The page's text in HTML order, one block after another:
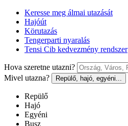
Keresse meg álmai utazását
Hajóút
Körutazás
Tengerparti nyaralás
Tensi Cib kedvezmény rendszer
Hova szeretne utazni?
Mivel utazna?
Repülő, hajó, egyéni...
Repülő
Hajó
Egyéni
Busz